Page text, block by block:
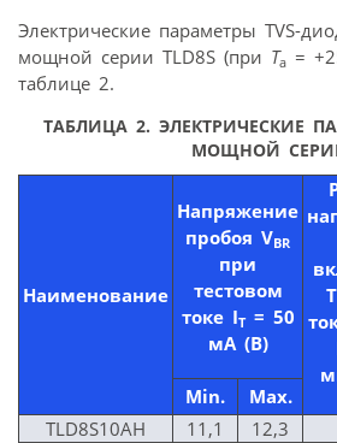
Электрические параметры TVS-
мощной серии TLD8S (при Ta =
таблице 2.
ТАБЛИЦА 2. ЭЛЕКТРИЧЕСКИЕ
МОЩНОЙ
Наименование
Напряжение
пробоя VBR
при
тестовом
токе IT= 50
мА (В)
Min.
Max.
TLD8S10AH
11,1 12,3